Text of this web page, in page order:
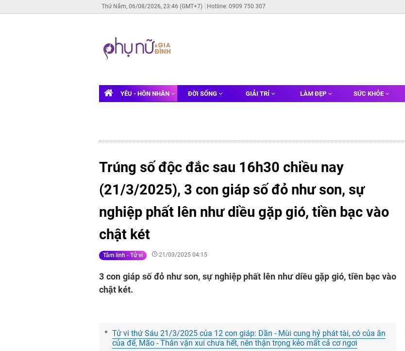
Thứ Năm, 06/08/2026, 23:46 (GMT+7) Hotline: 0909 750 307
YÊU - HÔN NHÂN ĐỜI SỐNG GIẢI TRÍ LÀM ĐẸP SỨC KHỎE
Trúng số độc đắc sau 16h30 chiều nay
(21/3/2025), 3 con giáp số đỏ như son, sự
nghiệp phất lên như diều gặp gió, tiền bạc vào
chật két
Tâm linh - Tử vi 21/03/2025 04:15
3 con giáp số đỏ như son, sự nghiệp phất lên như diều gặp gió, tiền bạc vào
chật két.
Tử vi thứ Sáu 21/3/2025 của 12 con giáp: Dần - Mùi cung hỷ phát tài, có của ăn
của để, Mão - Thân vận xui chưa hết, nên thận trọng kẻo mất cả cơ ngơi